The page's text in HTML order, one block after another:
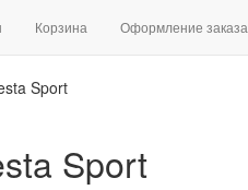
Корзина Оформление заказа
Sport
Sport